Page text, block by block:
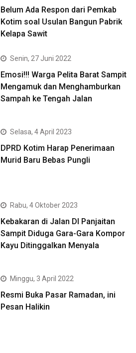
Belum Ada Respon dari Pemkab
Kotim soal Usulan Bangun Pabrik
Kelapa Sawit
Senin, 27 Juni 2022
Emosi!!! Warga Pelita Barat Sampit
Mengamuk dan Menghamburkan
Sampah ke Tengah Jalan
Selasa, 4 April 2023
DPRD Kotim Harap Penerimaan
Murid Baru Bebas Pungli
Rabu, 4 Oktober 2023
Kebakaran di Jalan DI Panjaitan
Sampit Diduga Gara-Gara Kompor
Kayu Ditinggalkan Menyala
Minggu, 3 April 2022
Resmi Buka Pasar Ramadan, ini
Pesan Halikin